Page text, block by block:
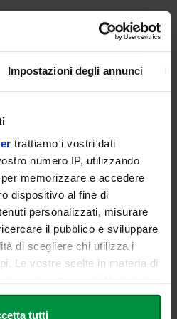
Impostazioni degli annunci
trattiamo i vostri dati
numero IP, utilizzando
memorizzare e accedere
dispositivo al fine di
personalizzati, misurare
il pubblico e sviluppare
di scegliere chi utilizza i
Le vostre scelte in materia di
scelte. È possibile
consenso in qualsiasi
tutti
ordinario di Scienza
Direttore della Scuola di
dell’Alimentazione,
psicoterapeuta. Presidente
dei Disturbi del Comportamento